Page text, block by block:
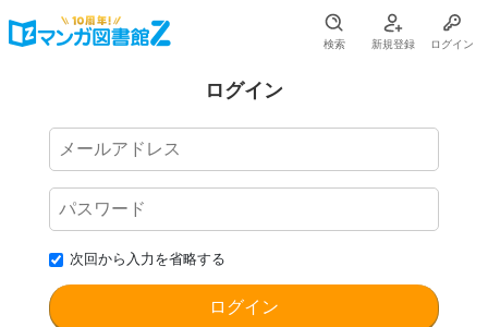
検索 新規登録 ログイン
ログイン
次回から入力を省略する